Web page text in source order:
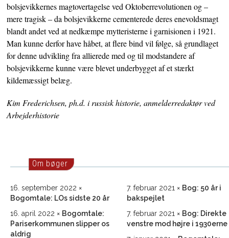
bolsjevikkernes magtovertagelse ved Oktoberrevolutionen og –
mere tragisk – da bolsjevikkerne cementerede deres enevoldsmagt
blandt andet ved at nedkæmpe mytteristerne i garnisionen i 1921.
Man kunne derfor have håbet, at flere bind vil følge, så grundlaget
for denne udvikling fra allierede med og til modstandere af
bolsjevikkerne kunne være blevet underbygget af et stærkt
kildemæssigt belæg.
Kim Frederichsen, ph.d. i russisk historie, anmelderredaktør ved
Arbejderhistorie
Om bøger
16. september 2022
Bogomtale: LOs sidste 20 år
16. april 2022
Bogomtale:
Pariserkommunen slipper os
aldrig
7. februar 2021
Bog: 50 år i
bakspejlet
7. februar 2021
Bog: Direkte
venstre mod højre i 1930erne